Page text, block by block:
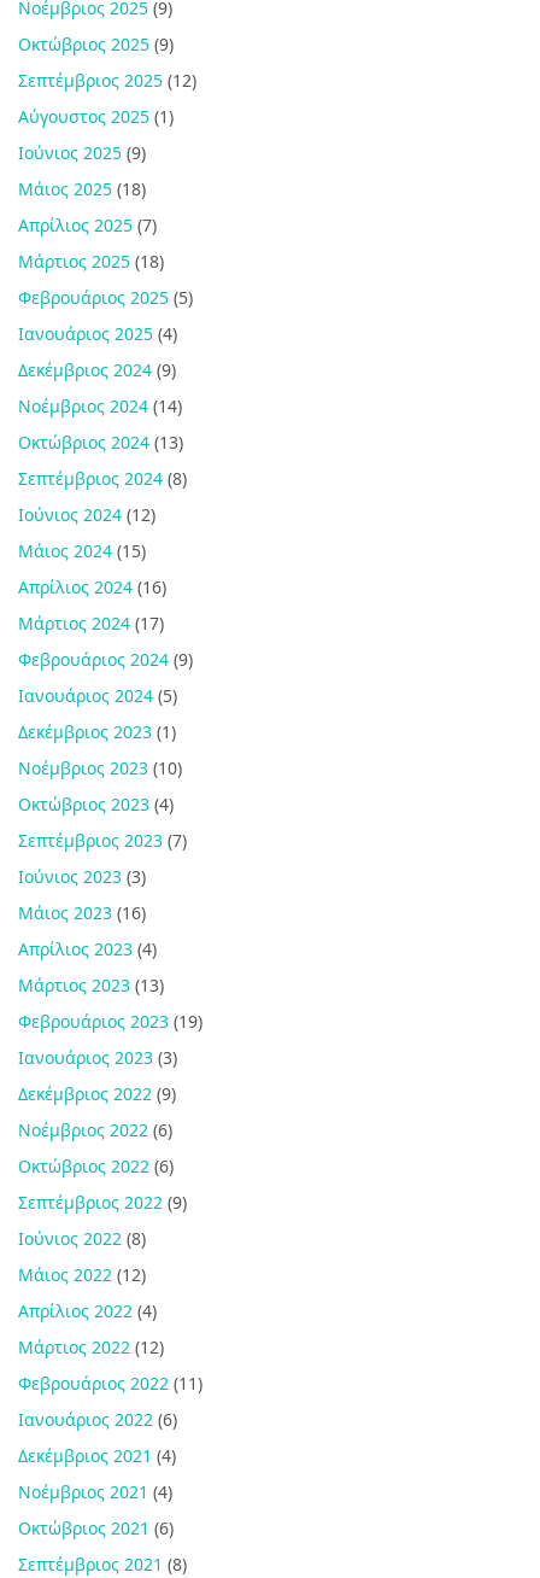
Νοέμβριος 2025 (9)
Οκτώβριος 2025 (9)
Σεπτέμβριος 2025 (12)
Αύγουστος 2025 (1)
Ιούνιος 2025 (9)
Μάιος 2025 (18)
Απρίλιος 2025 (7)
Μάρτιος 2025 (18)
Φεβρουάριος 2025 (5)
Ιανουάριος 2025 (4)
Δεκέμβριος 2024 (9)
Νοέμβριος 2024 (14)
Οκτώβριος 2024 (13)
Σεπτέμβριος 2024 (8)
Ιούνιος 2024 (12)
Μάιος 2024 (15)
Απρίλιος 2024 (16)
Μάρτιος 2024 (17)
Φεβρουάριος 2024 (9)
Ιανουάριος 2024 (5)
Δεκέμβριος 2023 (1)
Νοέμβριος 2023 (10)
Οκτώβριος 2023 (4)
Σεπτέμβριος 2023 (7)
Ιούνιος 2023 (3)
Μάιος 2023 (16)
Απρίλιος 2023 (4)
Μάρτιος 2023 (13)
Φεβρουάριος 2023 (19)
Ιανουάριος 2023 (3)
Δεκέμβριος 2022 (9)
Νοέμβριος 2022 (6)
Οκτώβριος 2022 (6)
Σεπτέμβριος 2022 (9)
Ιούνιος 2022 (8)
Μάιος 2022 (12)
Απρίλιος 2022 (4)
Μάρτιος 2022 (12)
Φεβρουάριος 2022 (11)
Ιανουάριος 2022 (6)
Δεκέμβριος 2021 (4)
Νοέμβριος 2021 (4)
Οκτώβριος 2021 (6)
Σεπτέμβριος 2021 (8)